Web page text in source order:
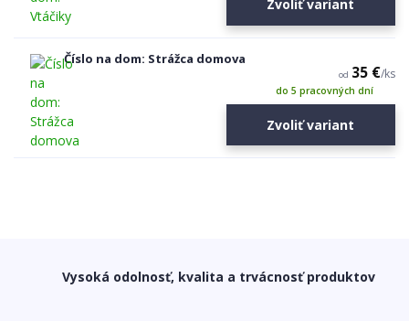
Zvoliť variant
Číslo na dom: Strážca domova
od 35 €/ks
do 5 pracovných dní
Zvoliť variant
Vysoká odolnosť, kvalita a trvácnosť produktov